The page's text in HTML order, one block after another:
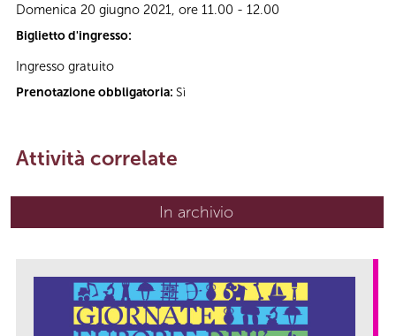
Domenica 20 giugno 2021, ore 11.00 - 12.00
Biglietto d'ingresso:
Ingresso gratuito
Prenotazione obbligatoria: Sì
Attività correlate
In archivio